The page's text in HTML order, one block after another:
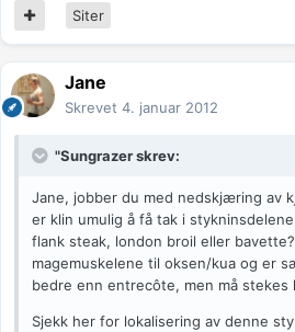
Siter
Jane
Skrevet 4. januar 2012
"Sungrazer skrev:
Jane, jobber du med nedskjæring av
er klin umulig å få tak i
flank steak, london broil eller
magemuskelene til oksen/kua og er
bedre enn entrecôte, men må stekes
Sjekk her for lokalisering av denne